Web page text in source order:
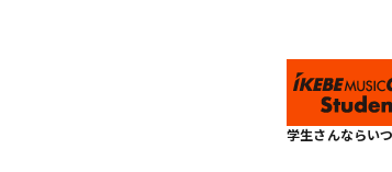
学生さんならい